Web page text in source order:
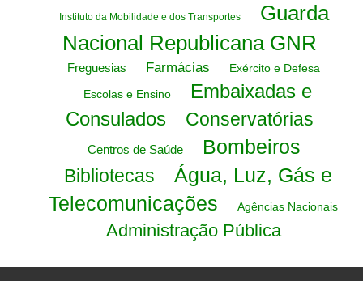
Instituto da Mobilidade e dos Transportes
Guarda
Nacional Republicana GNR
Freguesias Farmácias
Exército e Defesa
Escolas e Ensino
Embaixadas e
Consulados
Conservatórias
Centros de Saúde Bombeiros
Bibliotecas
Água, Luz, Gás e
Telecomunicações
Agências Nacionais
Administração Pública